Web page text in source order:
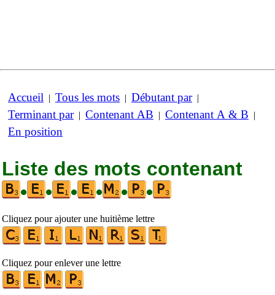
Accueil | Tous les mots | Débutant par|
Terminant par| Contenant AB | Contenant A & B |
En position
Liste des mots contenant
•
• • • • •
Cliquez pour ajouter une huitième lettre
Cliquez pour enlever une lettre